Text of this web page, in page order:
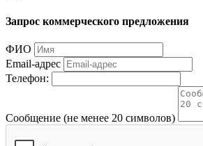
Запрос коммерческого предложения
ФИО
Email-адрес
Телефон:
Сообщение (не менее 20 символов)